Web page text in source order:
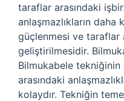
taraflar arasındaki
anlaşmazlıkların
güçlenmesi ve taraflar
geliştirilmesidir.
Bilmukabele tekniğinin
arasındaki
kolaydır. Tekniğin